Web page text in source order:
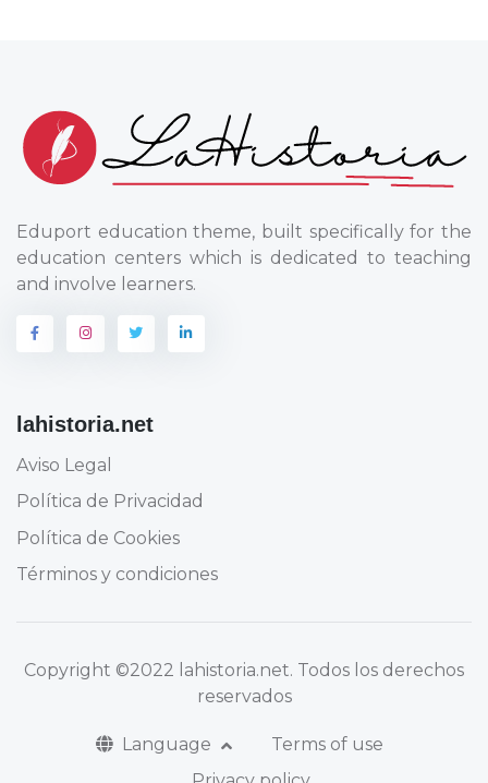
Eduport education theme, built specifically for the
education centers which is dedicated to teaching
and involve learners.
lahistoria.net
Aviso Legal
Política de Privacidad
Política de Cookies
Términos y condiciones
Copyright ©2022 lahistoria.net. Todos los derechos
reservados
Language
Terms of use